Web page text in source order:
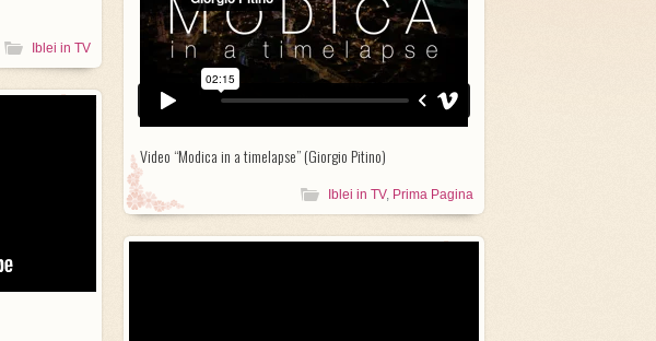
Iblei in TV
Video “Modica in a timelapse” (Giorgio Pitino)
Iblei in TV, Prima Pagina